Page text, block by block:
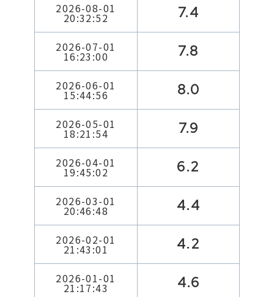
2026-08-01
20:32:52 7.4
2026-07-01
16:23:00 7.8
2026-06-01
15:44:56 8.0
2026-05-01
18:21:54 7.9
2026-04-01
19:45:02 6.2
2026-03-01
20:46:48 4.4
2026-02-01
21:43:01 4.2
2026-01-01
21:17:43 4.6